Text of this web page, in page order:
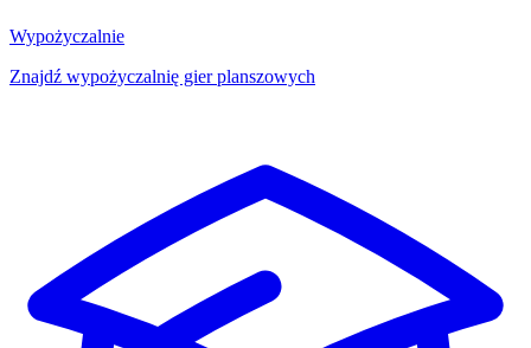
Wypożyczalnie
Znajdź wypożyczalnię gier planszowych